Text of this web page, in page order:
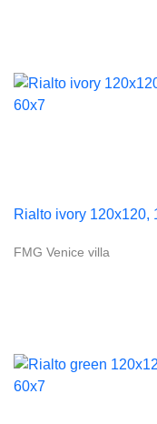
Rialto ivory 120x120,
FMG Venice villa